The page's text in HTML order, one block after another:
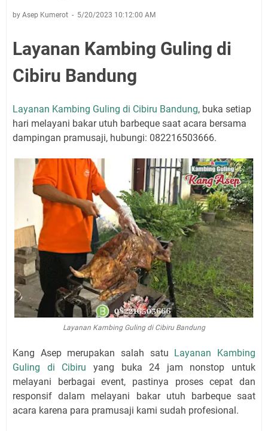
by Asep Kumerot 5/20/2023 10:12:00 AM
Layanan Kambing Guling di
Cibiru Bandung
Layanan Kambing Guling di Cibiru Bandung, buka setiap
hari melayani bakar utuh barbeque saat acara bersama
dampingan pramusaji, hubungi: 082216503666.
Layanan Kambing Guling di Cibiru Bandung
Kang Asep merupakan salah satu Layanan Kambing
Guling di Cibiru yang buka 24 jam nonstop untuk
melayani berbagai event, pastinya proses cepat dan
responsif dalam melayani bakar utuh barbeque saat
acara karena para pramusaji kami sudah profesional.